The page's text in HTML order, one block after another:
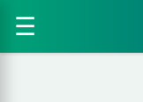
☰